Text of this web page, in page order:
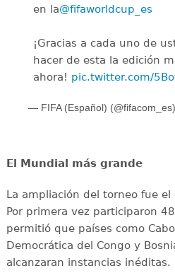
en la@fifaworldcup_es
¡Gracias a cada uno de
hacer de esta la edición
ahora! pic.twitter.com/
— FIFA (Español) (@fifacom_es)
El Mundial más grande
La ampliación del torneo fue
Por primera vez participaron
permitió que países como
Democrática del Congo y
alcanzaran instancias inéditas.